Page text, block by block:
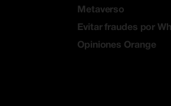
Metaverso
Evitar fraudes por
Opiniones Orange